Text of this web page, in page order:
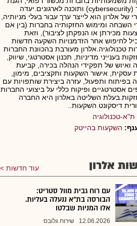
סייבר (cybersecurity) ותוכנה לארגונים.יעדה
של אלרון הוא לייצר ערך עבור בעלי מניותיה,
השבחה ומימוש החזקותיה בחברות (בין אם
מכירתן או הנפקתן לציבור), וזאת
לחיפוש אחר הזדמנויות השקעה חדשות
טכנולוגיה.אלרון מעורבת בהכוונת החברות
בענייני מדיניות, תכנון אסטרטגי, שיווק,
ואיוש של תפקידי הנהלה בכירה, קביעת
עסקית, אישור השקעות ותקציבים, מימון,
בפיתוח ותפעול, עזרה ביצירת שותפויות עם
אסטרטגיים ופיקוח כללי על ביצועי החברות
השליטה באלרון היא החברה
דיסקונט השקעות..
ת"א-טכנולוגיה
השקעות בהייטק
אלרון עוד חדשות
עם רוח גבית מוול סטריט:
הבורסה בת"א ננעלה בעליות.
אלו המניות שבלטו
12.06.2026 שירות גלובס